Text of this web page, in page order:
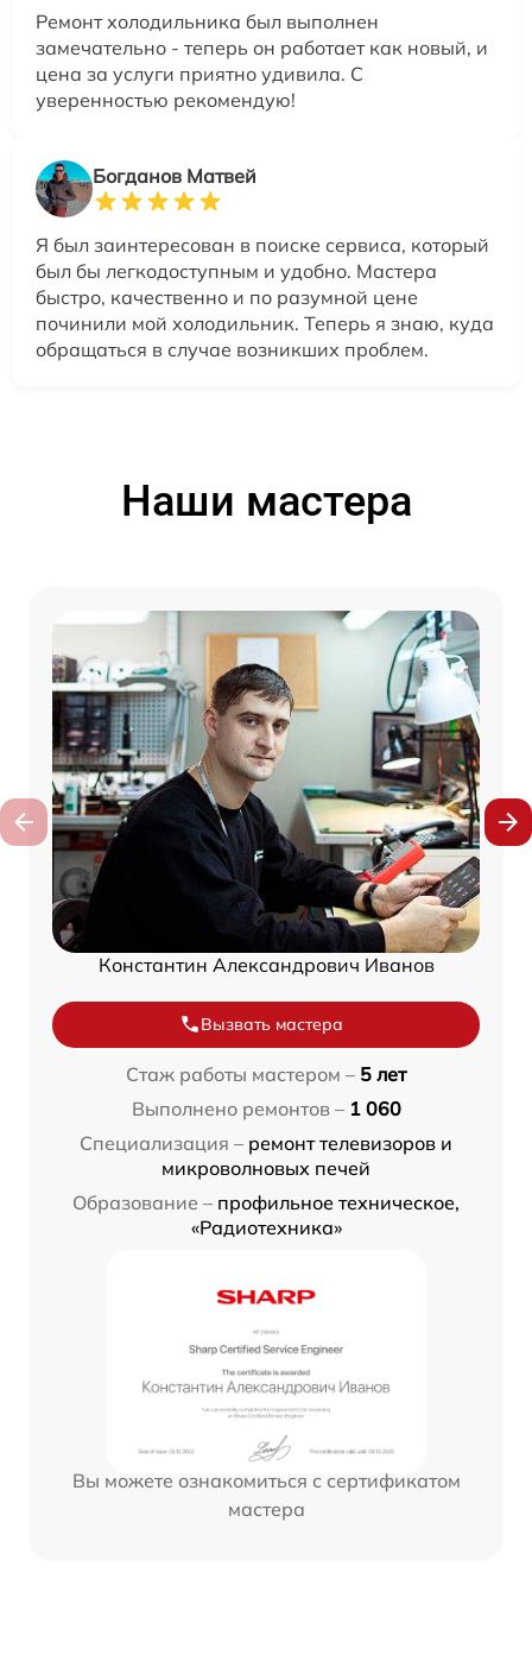
Ремонт холодильника был выполнен
замечательно - теперь он работает как новый, и
цена за услуги приятно удивила. С
уверенностью рекомендую!
Богданов Матвей
Я был заинтересован в поиске сервиса, который
был бы легкодоступным и удобно. Мастера
быстро, качественно и по разумной цене
починили мой холодильник. Теперь я знаю, куда
обращаться в случае возникших проблем.
Наши мастера
Константин Александрович Иванов
Вызвать мастера
Стаж работы мастером – 5 лет
Выполнено ремонтов – 1 060
Специализация – ремонт телевизоров и
микроволновых печей
Образование – профильное техническое,
«Радиотехника»
Вы можете ознакомиться с сертификатом
мастера